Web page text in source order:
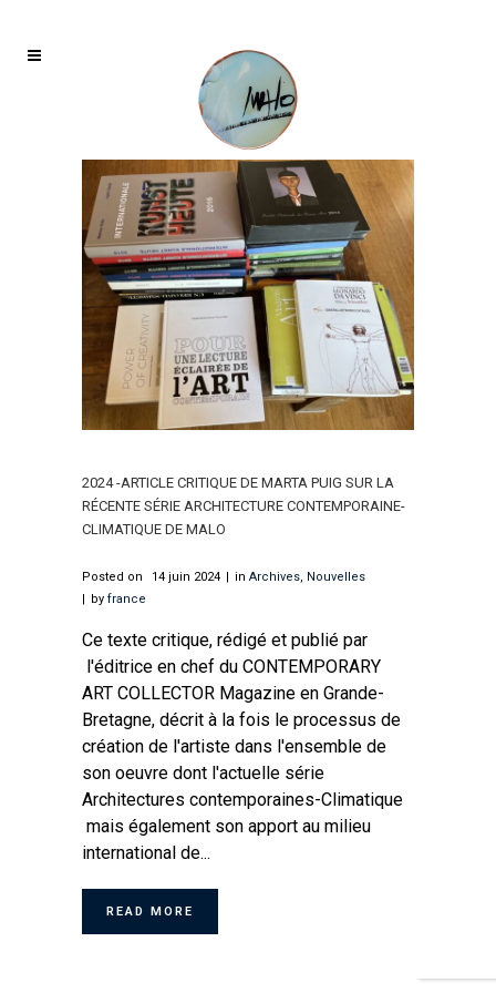
2024 -ARTICLE CRITIQUE DE MARTA PUIG SUR LA
RÉCENTE SÉRIE ARCHITECTURE CONTEMPORAINE-
CLIMATIQUE DE MALO
Posted on 14 juin 2024 in Archives, Nouvelles
by france
Ce texte critique, rédigé et publié par
l'éditrice en chef du CONTEMPORARY
ART COLLECTOR Magazine en Grande-
Bretagne, décrit à la fois le processus de
création de l'artiste dans l'ensemble de
son oeuvre dont l'actuelle série
Architectures contemporaines-Climatique
mais également son apport au milieu
international de...
READ MORE